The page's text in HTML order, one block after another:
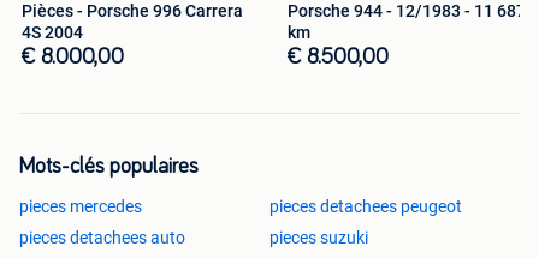
Pièces - Porsche 996 Carrera
4S 2004
€ 8.000,00
Porsche 944 - 12/1983 - 11 687
km
€ 8.500,00
Mots-clés populaires
pieces mercedes
pieces detachees peugeot
pieces detachees auto
pieces suzuki